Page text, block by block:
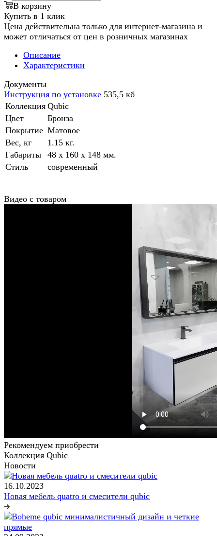
В корзину
Купить в 1 клик
Цена действительна только для интернет-магазина и
может отличаться от цен в розничных магазинах
Описание
Характеристики
Документы
Инструкция по установке 535,5 кб
Коллекция Qubic
Цвет
Бронза
Покрытие Матовое
Вес, кг
1.15 кг.
Габариты
48 x 160 x 148 мм.
Стиль
современный
Видео с товаром
Рекомендуем приобрести
Коллекция Qubic
Новости
16.10.2023
Новая мебель quatro и смесители qubic